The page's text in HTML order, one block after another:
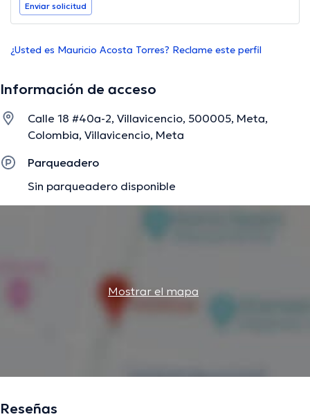
Enviar solicitud
¿Usted es Mauricio Acosta Torres? Reclame este perfil
Información de acceso
Calle 18 #40a-2, Villavicencio, 500005, Meta,
Colombia, Villavicencio, Meta
Parqueadero
Sin parqueadero disponible
Mostrar el mapa
Reseñas